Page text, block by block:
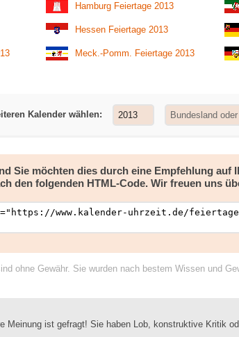
Hamburg Feiertage 2013
Hessen Feiertage 2013
Meck.-Pomm. Feiertage 2013
Kalender wählen:
Sie möchten dies durch eine Empfehlung auf
den folgenden HTML-Code. Wir freuen uns
ohne Gewähr. Sie wurden nach bestem Wissen und
Meinung ist gefragt! Sie haben Lob, konstruktive Kritik